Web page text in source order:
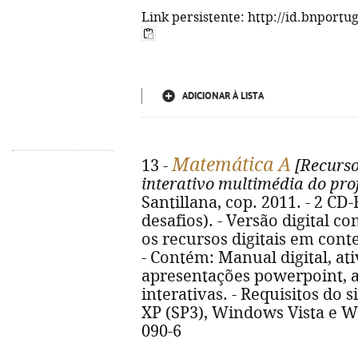
Link persistente: http://
ADICIONAR À LISTA
13 -Matemática A
interativo multimédia do
Santillana, cop. 2011. - 2
desafios). - Versão digital
os recursos digitais em
- Contém: Manual digital,
apresentações powerpoint,
interativas. - Requisitos do
XP (SP3), Windows Vista e
090-6